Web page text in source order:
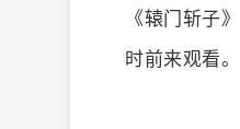
《辕门斩子
时前来观看。